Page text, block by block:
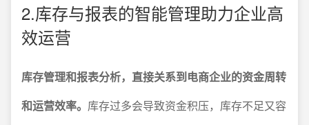
2.库存与报表的智能管理助力企业高
效运营
库存管理和报表分析，直接关系到电商企业的资金周转
和运营效率。 库存过多会导致资金积压，库存不足又容